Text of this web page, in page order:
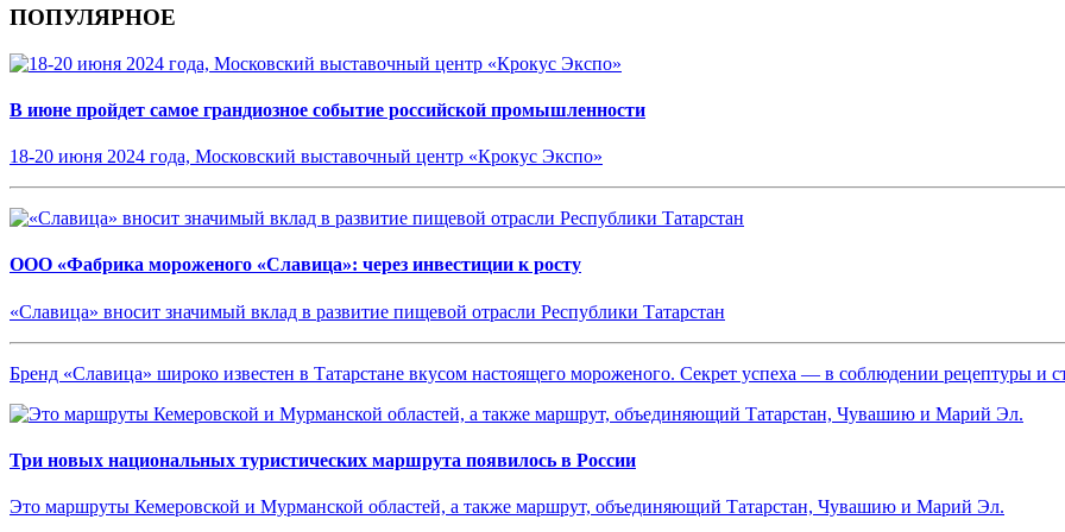
ПОПУЛЯРНОЕ
В июне пройдет самое грандиозное событие российской промышленности
18-20 июня 2024 года, Московский выставочный центр «Крокус Экспо»
ООО «Фабрика мороженого «Славица»: через инвестиции к росту
«Славица» вносит значимый вклад в развитие пищевой отрасли Республики Татарстан
Бренд «Славица» широко известен в Татарстане вкусом настоящего мороженого. Секрет успеха — в соблюдении рецептуры и
Три новых национальных туристических маршрута появилось в России
Это маршруты Кемеровской и Мурманской областей, а также маршрут, объединяющий Татарстан, Чувашию и Марий Эл.